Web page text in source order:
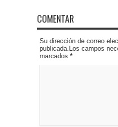
COMENTAR
Su dirección de correo
publicada.Los campos
marcados *